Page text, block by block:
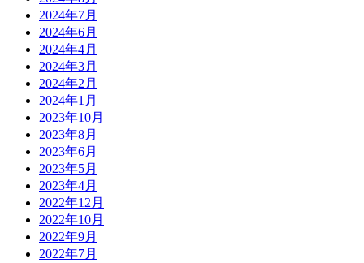
2024年7月
2024年6月
2024年4月
2024年3月
2024年2月
2024年1月
2023年10月
2023年8月
2023年6月
2023年5月
2023年4月
2022年12月
2022年10月
2022年9月
2022年7月